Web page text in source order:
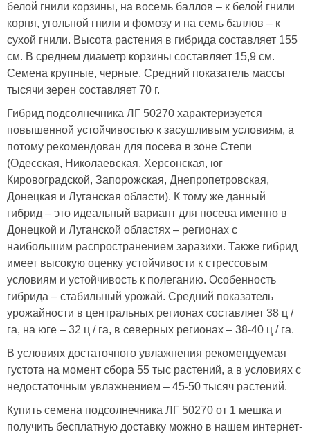
белой гнили корзины, на восемь баллов – к белой гнили
корня, угольной гнили и фомозу и на семь баллов – к
сухой гнили. Высота растения в гибрида составляет 155
см. В среднем диаметр корзины составляет 15,9 см.
Семена крупные, черные. Средний показатель массы
тысячи зерен составляет 70 г.
Гибрид подсолнечника ЛГ 50270 характеризуется
повышенной устойчивостью к засушливым условиям, а
потому рекомендован для посева в зоне Степи
(Одесская, Николаевская, Херсонская, юг
Кировоградской, Запорожская, Днепропетровская,
Донецкая и Луганская области). К тому же данный
гибрид – это идеальный вариант для посева именно в
Донецкой и Луганской областях – регионах с
наибольшим распространением заразихи. Также гибрид
имеет высокую оценку устойчивости к стрессовым
условиям и устойчивость к полеганию. Особенность
гибрида – стабильный урожай. Средний показатель
урожайности в центральных регионах составляет 38 ц /
га, на юге – 32 ц / га, в северных регионах – 38-40 ц / га.
В условиях достаточного увлажнения рекомендуемая
густота на момент сбора 55 тыс растений, а в условиях с
недостаточным увлажнением – 45-50 тысяч растений.
Купить семена подсолнечника ЛГ 50270 от 1 мешка и
получить бесплатную доставку можно в нашем интернет-